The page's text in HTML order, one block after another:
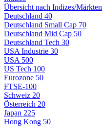
Übersicht nach Indizes/Märkten
Deutschland 40
Deutschland Small Cap 70
Deutschland Mid Cap 50
Deutschland Tech 30
USA Industrie 30
USA 500
US Tech 100
Eurozone 50
FTSE-100
Schweiz 20
Österreich 20
Japan 225
Hong Kong 50